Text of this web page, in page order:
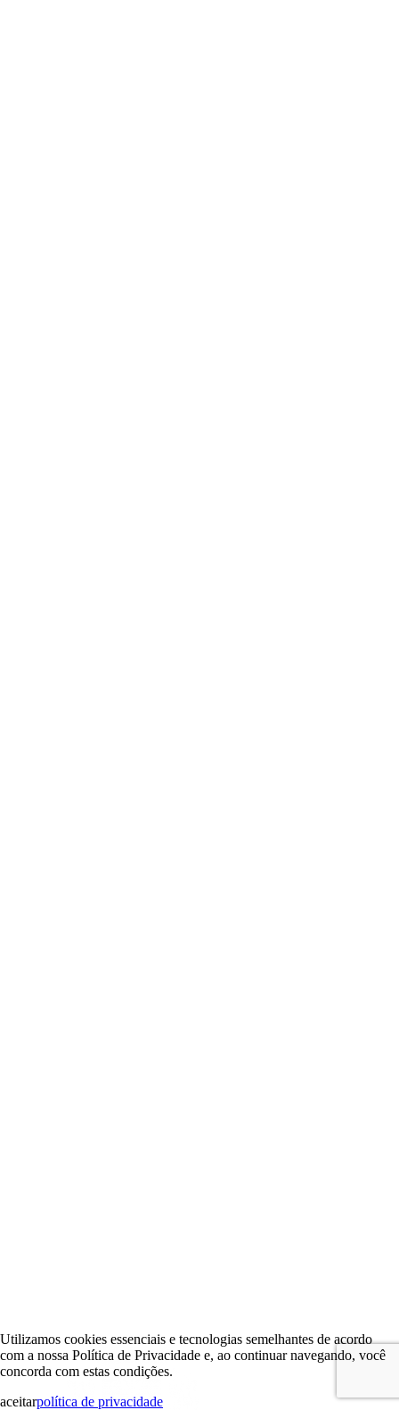
Utilizamos cookies essenciais e tecnologias semelhantes de acordo
com a nossa Política de Privacidade e, ao continuar navegando, você
concorda com estas condições.
aceitarpolítica de privacidade